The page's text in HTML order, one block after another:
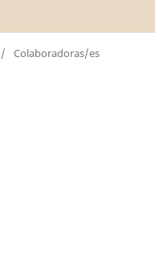
/ Colaboradoras/es